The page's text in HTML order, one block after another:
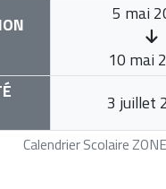
Calendrier Scolaire
5 mai
10 mai
3 juillet